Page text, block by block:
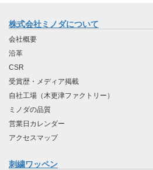
株式会社ミノダについて
会社概要
沿革
CSR
受賞歴・メディア掲載
自社工場（木更津ファクトリー）
ミノダの品質
営業日カレンダー
アクセスマップ
刺繍ワッペン